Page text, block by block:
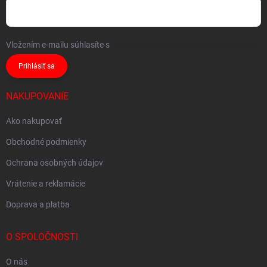
Vložením e-mailu súhlasíte s
Prihlásiť sa
NAKUPOVANIE
Ako nakupovať
Obchodné podmienky
Ochrana osobných údajov
Vrátenie a reklamácie
Doprava a platba
O SPOLOČNOSTI
O nás